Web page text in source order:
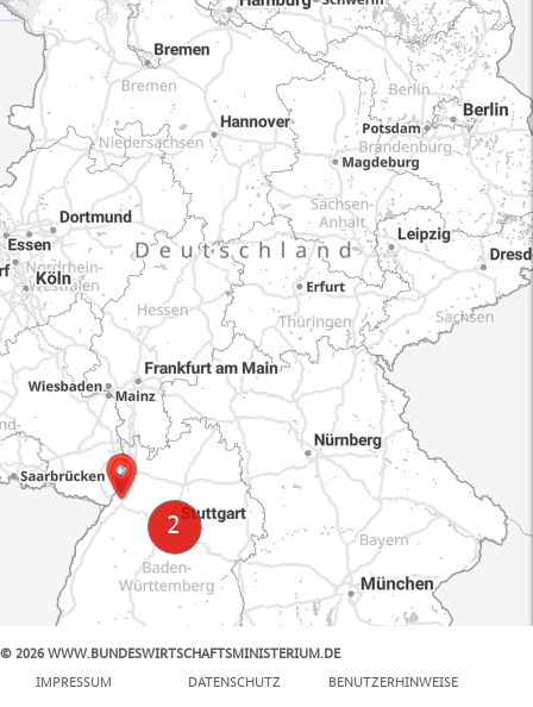
© 2026 WWW.BUNDESWIRTSCHAFTSMINISTERIUM.DE
IMPRESSUM
DATENSCHUTZ BENUTZERHINWEISE